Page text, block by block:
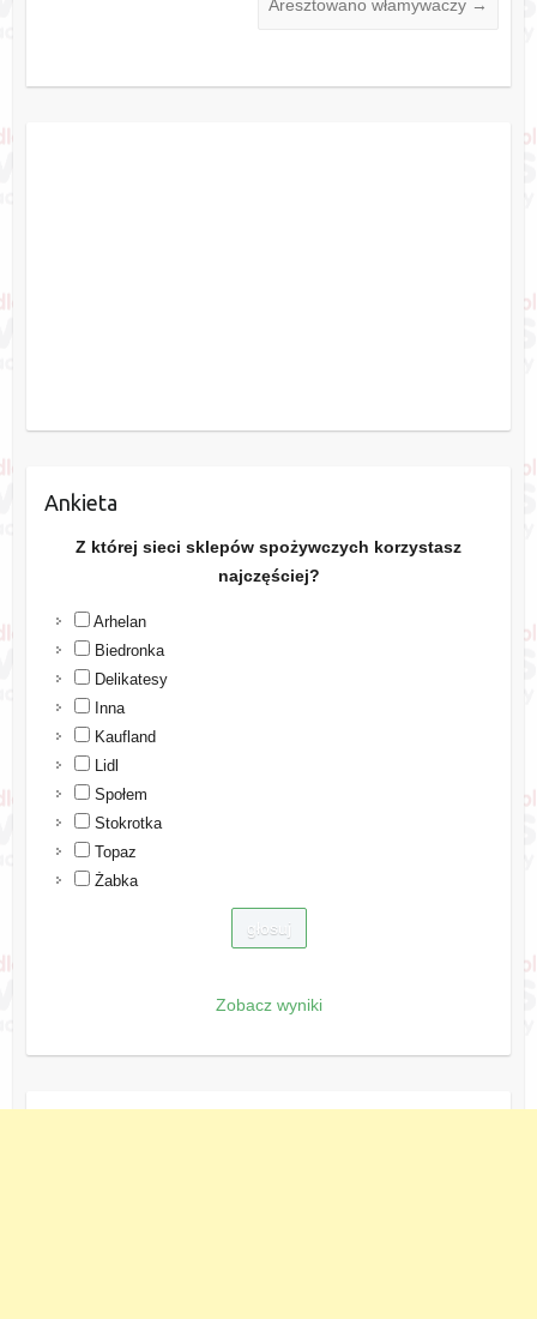
Aresztowano włamywaczy →
Ankieta
Z której sieci sklepów spożywczych korzystasz
najczęściej?
Arhelan
Biedronka
Delikatesy
Inna
Kaufland
Lidl
Społem
Stokrotka
Topaz
Żabka
Zobacz wyniki